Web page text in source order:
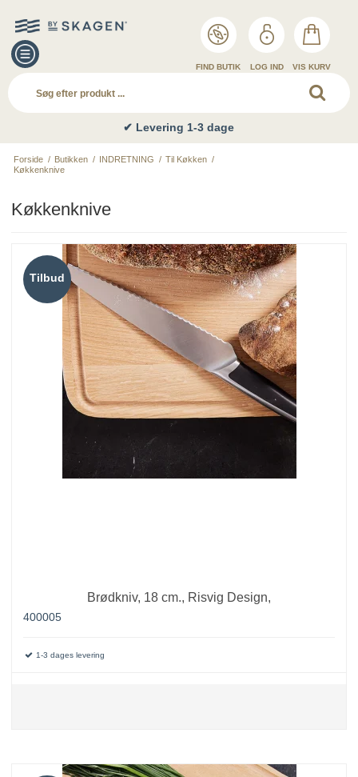
FIND BUTIK LOG IND VIS KURV
✔ Levering 1-3 dage
Forside / Butikken / INDRETNING / Til Køkken /
Køkkenknive
Køkkenknive
Tilbud
Brødkniv, 18 cm., Risvig Design,
400005
1-3 dages levering